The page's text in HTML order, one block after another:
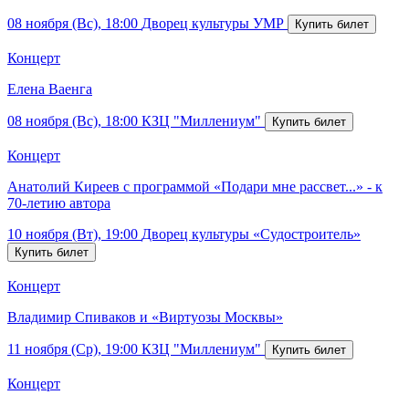
08 ноября (Вс), 18:00 Дворец культуры УМР
Концерт
Елена Ваенга
08 ноября (Вс), 18:00 КЗЦ "Миллениум"
Концерт
Анатолий Киреев с программой «Подари мне рассвет...» - к
70-летию автора
10 ноября (Вт), 19:00 Дворец культуры «Судостроитель»
Концерт
Владимир Спиваков и «Виртуозы Москвы»
11 ноября (Ср), 19:00 КЗЦ "Миллениум"
Концерт